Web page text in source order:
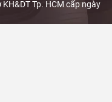
Tp. HCM cấp ngày